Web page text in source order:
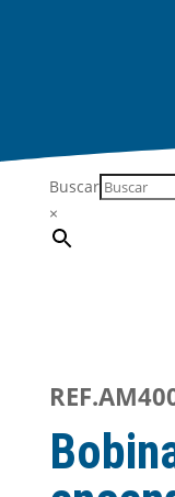
Buscar
×